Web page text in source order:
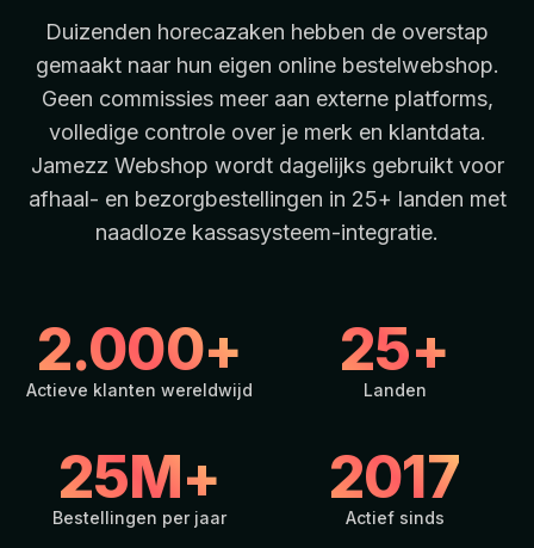
Duizenden horecazaken hebben de overstap
gemaakt naar hun eigen online bestelwebshop.
Geen commissies meer aan externe platforms,
volledige controle over je merk en klantdata.
Jamezz Webshop wordt dagelijks gebruikt voor
afhaal- en bezorgbestellingen in 25+ landen met
naadloze kassasysteem-integratie.
2.000+
Actieve klanten wereldwijd
25+
Landen
25M+
Bestellingen per jaar
2017
Actief sinds